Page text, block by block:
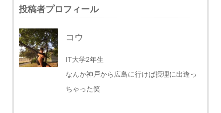
投稿者プロフィール
コウ
IT大学2年生
なんか神戸から広島に行けば摂理に出逢っ
ちゃった笑